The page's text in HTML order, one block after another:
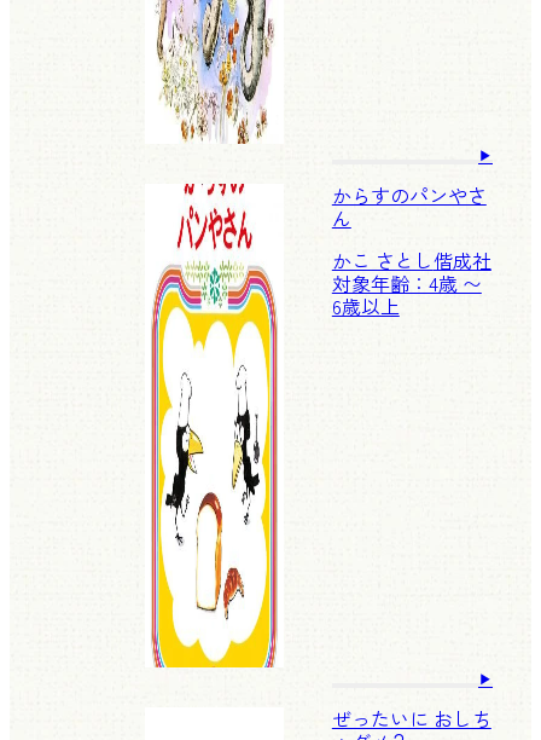
からすのパンやさ
ん
かこ さとし偕成社
対象年齢：4歳 〜
6歳以上
ぜったいに おしち